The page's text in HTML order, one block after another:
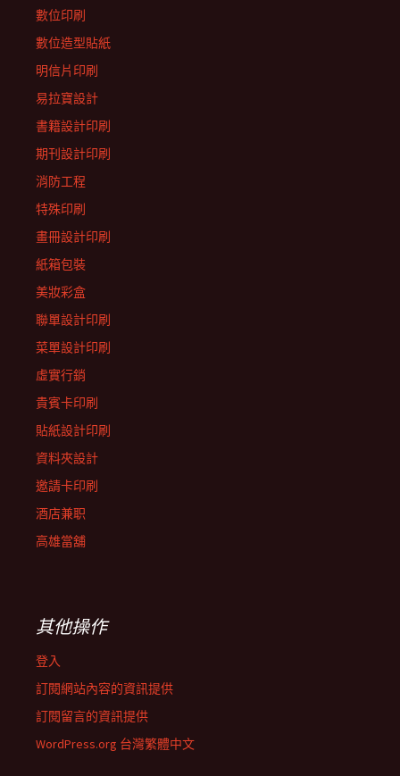
數位印刷
數位造型貼紙
明信片印刷
易拉寶設計
書籍設計印刷
期刊設計印刷
消防工程
特殊印刷
畫冊設計印刷
紙箱包裝
美妝彩盒
聯單設計印刷
菜單設計印刷
虛實行銷
貴賓卡印刷
貼紙設計印刷
資料夾設計
邀請卡印刷
酒店兼职
高雄當舖
其他操作
登入
訂閱網站內容的資訊提供
訂閱留言的資訊提供
WordPress.org 台灣繁體中文